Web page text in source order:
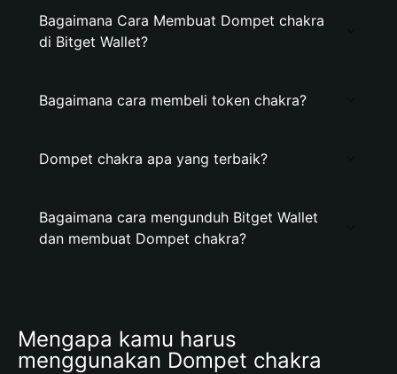
Bagaimana Cara Membuat Dompet chakra
di Bitget Wallet?
Bagaimana cara membeli token chakra?
Dompet chakra apa yang terbaik?
Bagaimana cara mengunduh Bitget Wallet
dan membuat Dompet chakra?
Mengapa kamu harus
menggunakan Dompet chakra